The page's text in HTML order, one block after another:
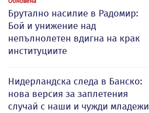
Брутално насилие в Радомир:
Бой и унижение над
непълнолетен вдигна на крак
институциите
Нидерландска следа в Банско:
нова версия за заплетения
случай с наши и чужди младежи